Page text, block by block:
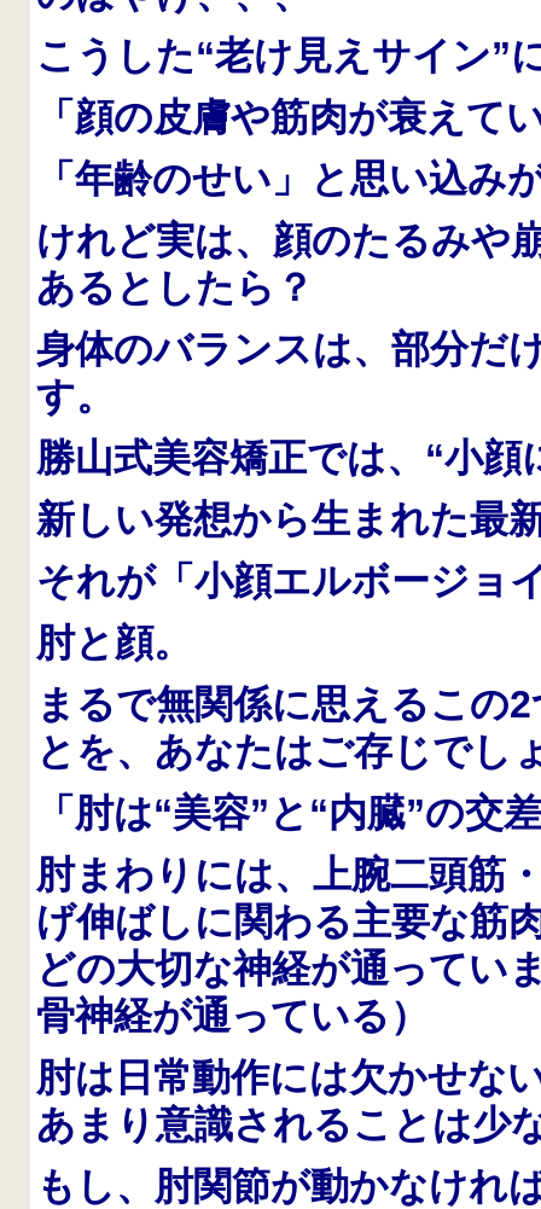
こうした“老け見えサイン”
「顔の皮膚や筋肉が衰えて
「年齢のせい」
と思い込み
けれど実は、顔のたるみや
あるとしたら？
身体のバランスは、部分だ
す。
勝山式美容矯正では、“小
新しい発想から生まれた最
それが「小顔エルボージョ
肘と顔。
まるで無関係に思えるこの
とを、あなたはご存じでし
「肘は“美容”と“内臓”の交
肘まわりには、上腕二頭筋
げ伸ばしに関わる主要な筋
どの大切な神経が通ってい
骨神経が通っている）
肘は日常動作には欠かせな
あまり意識されることは少
もし、肘関節が動かなけれ